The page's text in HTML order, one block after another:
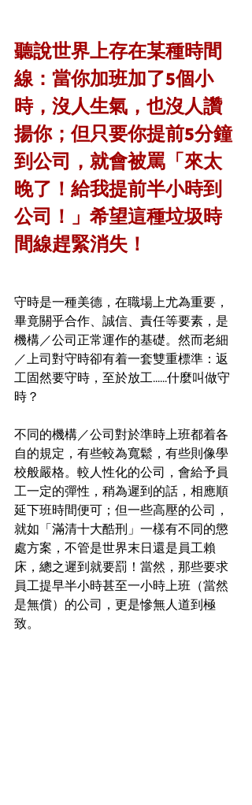
聽說世界上存在某種時間
線：當你加班加了5個小
時，沒人生氣，也沒人讚
揚你；但只要你提前5分鐘
到公司，就會被罵「來太
晚了！給我提前半小時到
公司！」希望這種垃圾時
間線趕緊消失！
守時是一種美德，在職場上尤為重要，
畢竟關乎合作、誠信、責任等要素，是
機構／公司正常運作的基礎。然而老細
／上司對守時卻有着一套雙重標準：返
工固然要守時，至於放工......什麼叫做守
時？
不同的機構／公司對於準時上班都着各
自的規定，有些較為寬鬆，有些則像學
校般嚴格。較人性化的公司，會給予員
工一定的彈性，稍為遲到的話，相應順
延下班時間便可；但一些高壓的公司，
就如「滿清十大酷刑」一樣有不同的懲
處方案，不管是世界末日還是員工賴
床，總之遲到就要罰！當然，那些要求
員工提早半小時甚至一小時上班（當然
是無償）的公司，更是慘無人道到極
致。